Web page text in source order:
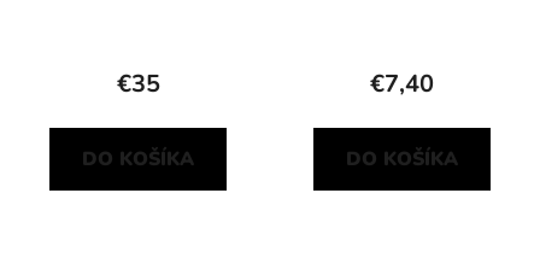
€35
DO KOŠÍKA
€7,40
DO KOŠÍKA